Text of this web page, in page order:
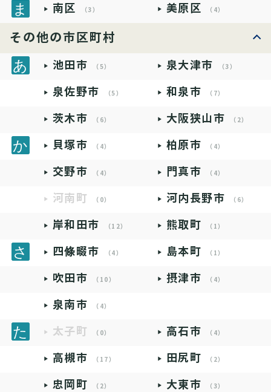
南区 （3） 美原区 （4）
その他の市区町村
池田市 （5） 泉大津市 （3）
泉佐野市 （5） 和泉市 （7）
茨木市 （6） 大阪狭山市 （2）
貝塚市 （4） 柏原市 （4）
交野市 （4） 門真市 （4）
河南町 （0） 河内長野市 （6）
岸和田市 （12） 熊取町 （1）
四條畷市 （4） 島本町 （1）
吹田市 （10） 摂津市 （4）
泉南市 （4）
太子町 （0） 高石市 （4）
高槻市 （17） 田尻町 （2）
忠岡町 （2） 大東市 （3）